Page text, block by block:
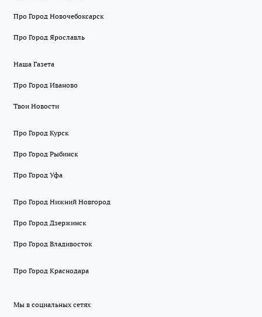
Про Город Новочебоксарск
Про Город Ярославль
Наша Газета
Про Город Иваново
Твои Новости
Про Город Курск
Про Город Рыбинск
Про Город Уфа
Про Город Нижний Новгород
Про Город Дзержинск
Про Город Владивосток
Про Город Краснодара
Мы в социальных сетях